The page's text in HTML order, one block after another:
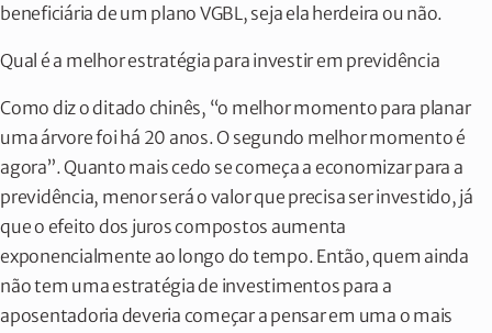
beneficiária de um plano VGBL, seja ela herdeira ou não.
Qual é a melhor estratégia para investir em previdência
Como diz o ditado chinês, “o melhor momento para planar
uma árvore foi há 20 anos. O segundo melhor momento é
agora”. Quanto mais cedo se começa a economizar para a
previdência, menor será o valor que precisa ser investido, já
que o efeito dos juros compostos aumenta
exponencialmente ao longo do tempo. Então, quem ainda
não tem uma estratégia de investimentos para a
aposentadoria deveria começar a pensar em uma o mais